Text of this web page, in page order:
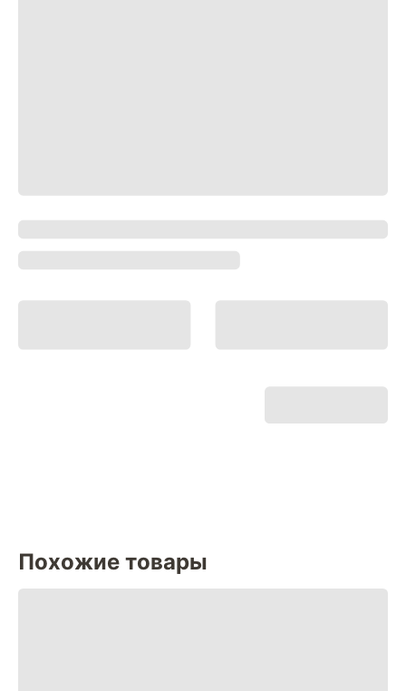
Похожие товары